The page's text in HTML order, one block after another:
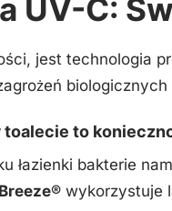
UV-C:
jest technologia
toalecie to
łazienki bakterie
wykorzystuje